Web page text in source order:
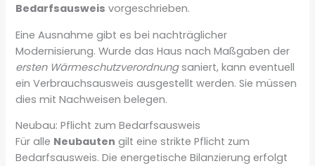
Bedarfsausweis vorgeschrieben.
Eine Ausnahme gibt es bei nachträglicher
Modernisierung. Wurde das Haus nach Maßgaben der
ersten Wärmeschutzverordnungsaniert, kann eventuell
ein Verbrauchsausweis ausgestellt werden. Sie müssen
dies mit Nachweisen belegen.
Neubau: Pflicht zum Bedarfsausweis
Für alle Neubauten gilt eine strikte Pflicht zum
Bedarfsausweis. Die energetische Bilanzierung erfolgt